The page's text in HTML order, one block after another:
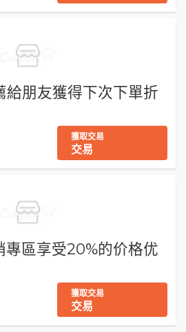
朋友獲得下次下單折
獲取交易
交易
專區享受20%的价格优
獲取交易
交易